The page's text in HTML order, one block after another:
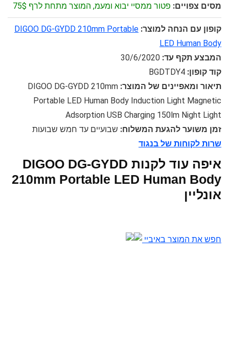
מסים צפויים: פטור ממסיי יבוא ומעמ, המוצר מתחת לרף 75$
קופון עם הנחה למוצר: DIGOO DG-GYDD 210mm Portable
LED Human Body
המבצע תקף עד: 30/6/2020
קוד קופון: BGDTDY4
תיאור ומאפיינים של המוצר: DIGOO DG-GYDD 210mm
Portable LED Human Body Induction Light Magnetic
Adsorption USB Charging 150lm Night Light
זמן משוער להגעת המשלוח: שבועיים עד חמש שבועות
שרות לקוחות של בנגוד
איפה עוד לקנות DIGOO DG-GYDD
210mm Portable LED Human Body
אונליין
חפש את המוצר באיביי